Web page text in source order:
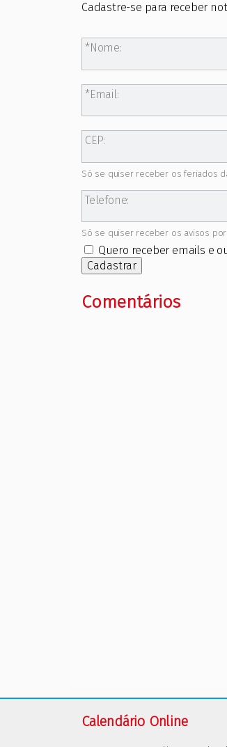
Cadastre-se para receber
Nome:
Email:
CEP:
Só se quiser receber os feriados
Telefone:
Só se quiser receber os avisos por
Quero receber emails e
Cadastrar
Comentários
Calendário Online